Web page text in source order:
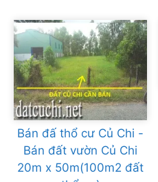
Bán đấ thổ cư Củ Chi -
Bán đất vườn Củ Chi
20m x 50m(100m2 đất